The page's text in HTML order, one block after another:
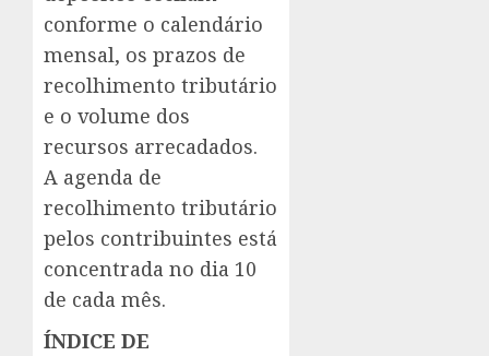
conforme o calendário
mensal, os prazos de
recolhimento tributário
e o volume dos
recursos arrecadados.
A agenda de
recolhimento tributário
pelos contribuintes está
concentrada no dia 10
de cada mês.
ÍNDICE DE